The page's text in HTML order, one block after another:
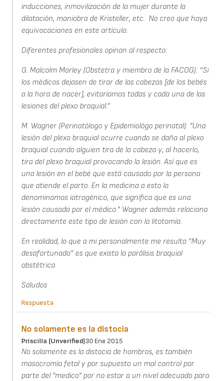
inducciones, inmovilización de la mujer durante la
dilatación, maniobra de Kristeller, etc. No creo que haya
equivocaciones en este artículo.
Diferentes profesionales opinan al respecto:
G. Malcolm Morley (Obstetra y miembro de la FACOG): “Si
los médicos dejasen de tirar de las cabezas [de los bebés
a la hora de nacer], evitaríamos todas y cada una de las
lesiones del plexo braquial.”
M. Wagner (Perinatólogo y Epidemiológo perinatal): "Una
lesión del plexo braquial ocurre cuando se daña al plexo
braquial cuando alguien tira de la cabeza y, al hacerlo,
tira del plexo braquial provocando la lesión. Así que es
una lesión en el bebé que está causado por la persona
que atiende el parto. En la medicina a esto lo
denominamos iatrogénico, que significa que es una
lesión causada por el médico." Wagner además relaciona
directamente este tipo de lesión con la litotomía.
En realidad, lo que a mi personalmente me resulta “Muy
desafortunado” es que exista la parálisis braquial
obstétrica.
Saludos
Respuesta
No solamente es la distocia
Priscilla (unverified)30 Ene 2015
No solamente es la distocia de hombros, es también
masocromía fetal y por supuesto un mal control por
parte del "medico" por no estar a un nivel adecuado para